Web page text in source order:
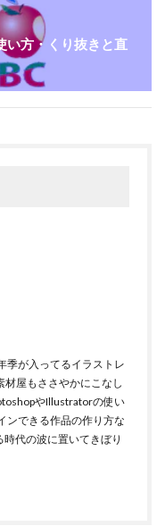
方・くり抜きと直
季が入ってるイラストレ
屋もささやかにこなし
やIllustratorの使い
ンできる作品の作り方な
代の波に置いてきぼり